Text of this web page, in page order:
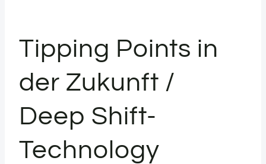
Tipping Points in
der Zukunft /
Deep Shift-
Technology